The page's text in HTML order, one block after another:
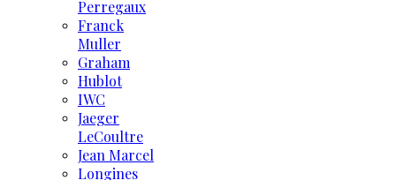
Perregaux
Franck
Muller
Graham
Hublot
IWC
Jaeger
LeCoultre
Jean Marcel
Longines